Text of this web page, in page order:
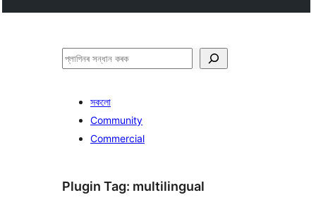
সন্ধান
সকলো
Community
Commercial
Plugin Tag: multilingual